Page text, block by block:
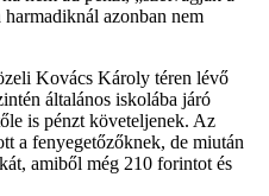
azonban nem
Kovács Károly téren lévő
általános iskolába járó
is pénzt követeljenek. Az
a fenyegetőzőknek, de miután
amiből még 210 forintot és